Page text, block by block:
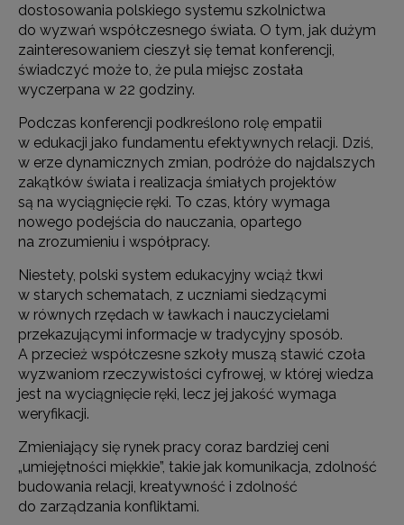
dostosowania polskiego systemu szkolnictwa
do wyzwań współczesnego świata. O tym, jak dużym
zainteresowaniem cieszył się temat konferencji,
świadczyć może to, że pula miejsc została
wyczerpana w 22 godziny.
Podczas konferencji podkreślono rolę empatii
w edukacji jako fundamentu efektywnych relacji. Dziś,
w erze dynamicznych zmian, podróże do najdalszych
zakątków świata i realizacja śmiałych projektów
są na wyciągnięcie ręki. To czas, który wymaga
nowego podejścia do nauczania, opartego
na zrozumieniu i współpracy.
Niestety, polski system edukacyjny wciąż tkwi
w starych schematach, z uczniami siedzącymi
w równych rzędach w ławkach i nauczycielami
przekazującymi informacje w tradycyjny sposób.
A przecież współczesne szkoły muszą stawić czoła
wyzwaniom rzeczywistości cyfrowej, w której wiedza
jest na wyciągnięcie ręki, lecz jej jakość wymaga
weryfikacji.
Zmieniający się rynek pracy coraz bardziej ceni
„umiejętności miękkie”, takie jak komunikacja, zdolność
budowania relacji, kreatywność i zdolność
do zarządzania konfliktami.